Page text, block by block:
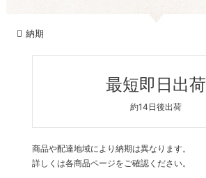
納期
最短即日出荷
約14日後出荷
商品や配達地域により納期は異なります。
詳しくは各商品ページをご確認ください。